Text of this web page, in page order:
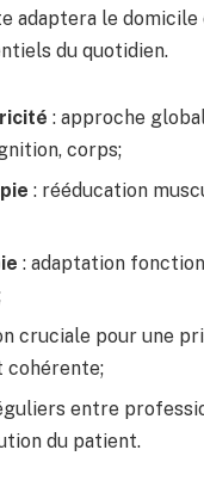
adaptera le
du quotidien.
: approche
corps;
: rééducation
: adaptation
cruciale pour une
cohérente;
entre
du patient.